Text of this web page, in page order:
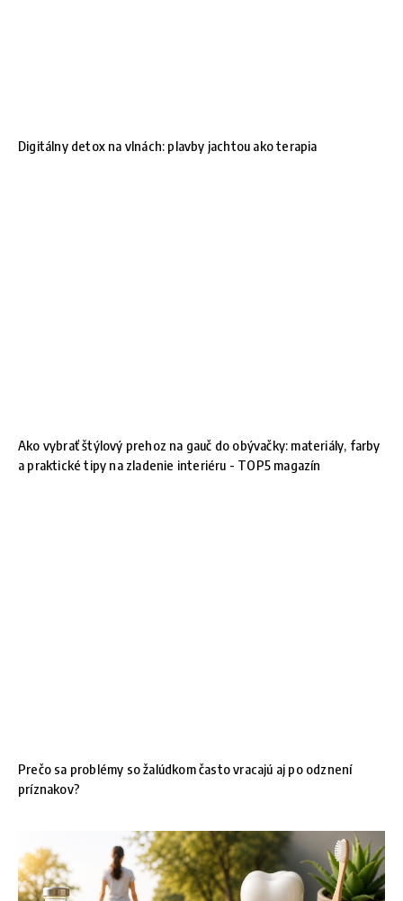
Digitálny detox na vlnách: plavby jachtou ako terapia
Ako vybrať štýlový prehoz na gauč do obývačky: materiály, farby
a praktické tipy na zladenie interiéru - TOP5 magazín
Prečo sa problémy so žalúdkom často vracajú aj po odznení
príznakov?